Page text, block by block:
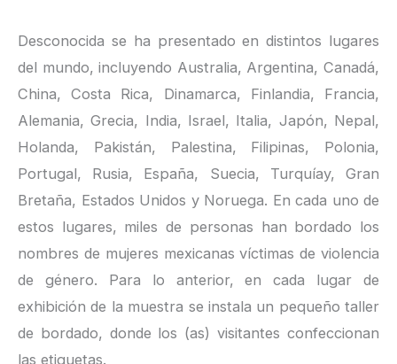
Desconocida se ha presentado en distintos lugares
del mundo, incluyendo Australia, Argentina, Canadá,
China, Costa Rica, Dinamarca, Finlandia, Francia,
Alemania, Grecia, India, Israel, Italia, Japón, Nepal,
Holanda, Pakistán, Palestina, Filipinas, Polonia,
Portugal, Rusia, España, Suecia, Turquíay, Gran
Bretaña, Estados Unidos y Noruega. En cada uno de
estos lugares, miles de personas han bordado los
nombres de mujeres mexicanas víctimas de violencia
de género. Para lo anterior, en cada lugar de
exhibición de la muestra se instala un pequeño taller
de bordado, donde los (as) visitantes confeccionan
las etiquetas.